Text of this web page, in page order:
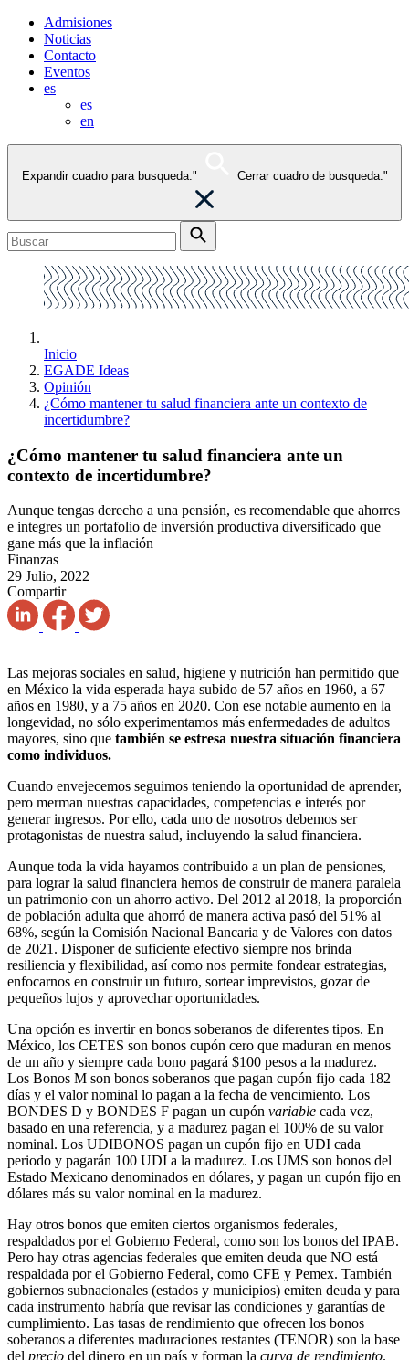
Admisiones
Noticias
Contacto
Eventos
es
es
en
Expandir cuadro para busqueda." Cerrar cuadro de busqueda."
Inicio
EGADE Ideas
Opinión
¿Cómo mantener tu salud financiera ante un contexto de
incertidumbre?
¿Cómo mantener tu salud financiera ante un
contexto de incertidumbre?
Aunque tengas derecho a una pensión, es recomendable que ahorres
e integres un portafolio de inversión productiva diversificado que
gane más que la inflación
Finanzas
29 Julio, 2022
Compartir
Las mejoras sociales en salud, higiene y nutrición han permitido que
en México la vida esperada haya subido de 57 años en 1960, a 67
años en 1980, y a 75 años en 2020. Con ese notable aumento en la
longevidad, no sólo experimentamos más enfermedades de adultos
mayores, sino que también se estresa nuestra situación financiera
como individuos.
Cuando envejecemos seguimos teniendo la oportunidad de aprender,
pero merman nuestras capacidades, competencias e interés por
generar ingresos. Por ello, cada uno de nosotros debemos ser
protagonistas de nuestra salud, incluyendo la salud financiera.
Aunque toda la vida hayamos contribuido a un plan de pensiones,
para lograr la salud financiera hemos de construir de manera paralela
un patrimonio con un ahorro activo. Del 2012 al 2018, la proporción
de población adulta que ahorró de manera activa pasó del 51% al
68%, según la Comisión Nacional Bancaria y de Valores con datos
de 2021. Disponer de suficiente efectivo siempre nos brinda
resiliencia y flexibilidad, así como nos permite fondear estrategias,
enfocarnos en construir un futuro, sortear imprevistos, gozar de
pequeños lujos y aprovechar oportunidades.
Una opción es invertir en bonos soberanos de diferentes tipos. En
México, los CETES son bonos cupón cero que maduran en menos
de un año y siempre cada bono pagará $100 pesos a la madurez.
Los Bonos M son bonos soberanos que pagan cupón fijo cada 182
días y el valor nominal lo pagan a la fecha de vencimiento. Los
BONDES D y BONDES F pagan un cupón variable cada vez,
basado en una referencia, y a madurez pagan el 100% de su valor
nominal. Los UDIBONOS pagan un cupón fijo en UDI cada
periodo y pagarán 100 UDI a la madurez. Los UMS son bonos del
Estado Mexicano denominados en dólares, y pagan un cupón fijo en
dólares más su valor nominal en la madurez.
Hay otros bonos que emiten ciertos organismos federales,
respaldados por el Gobierno Federal, como son los bonos del IPAB.
Pero hay otras agencias federales que emiten deuda que NO está
respaldada por el Gobierno Federal, como CFE y Pemex. También
gobiernos subnacionales (estados y municipios) emiten deuda y para
cada instrumento habría que revisar las condiciones y garantías de
cumplimiento. Las tasas de rendimiento que ofrecen los bonos
soberanos a diferentes maduraciones restantes (TENOR) son la base
del precio del dinero en un país y forman la curva de rendimiento.